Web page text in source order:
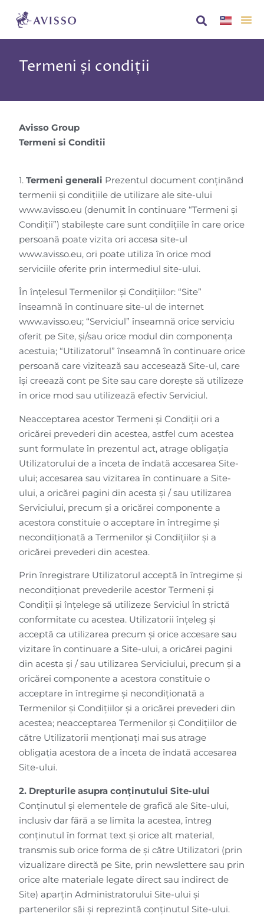
Termeni și condiții
Avisso Group
Termeni si Conditii
1. Termeni generali Prezentul document conținând
termenii și condițiile de utilizare ale site-ului
www.avisso.eu (denumit în continuare “Termeni și
Condiții”) stabilește care sunt condițiile în care orice
persoană poate vizita ori accesa site-ul
www.avisso.eu, ori poate utiliza în orice mod
serviciile oferite prin intermediul site-ului.
În înțelesul Termenilor și Condiţiilor: “Site”
înseamnă în continuare site-ul de internet
www.avisso.eu; “Serviciul” înseamnă orice serviciu
oferit pe Site, și/sau orice modul din componența
acestuia; “Utilizatorul” înseamnă în continuare orice
persoană care vizitează sau accesează Site-ul, care
își creează cont pe Site sau care dorește să utilizeze
în orice mod sau utilizează efectiv Serviciul.
Neacceptarea acestor Termeni și Condiții ori a
oricărei prevederi din acestea, astfel cum acestea
sunt formulate în prezentul act, atrage obligația
Utilizatorului de a înceta de îndată accesarea Site-
ului; accesarea sau vizitarea în continuare a Site-
ului, a oricărei pagini din acesta și / sau utilizarea
Serviciului, precum și a oricărei componente a
acestora constituie o acceptare în întregime și
necondiționată a Termenilor și Condițiilor și a
oricărei prevederi din acestea.
Prin înregistrare Utilizatorul acceptă în întregime și
necondiționat prevederile acestor Termeni și
Condiții și înțelege să utilizeze Serviciul în strictă
conformitate cu acestea. Utilizatorii înțeleg și
acceptă ca utilizarea precum și orice accesare sau
vizitare în continuare a Site-ului, a oricărei pagini
din acesta și / sau utilizarea Serviciului, precum și a
oricărei componente a acestora constituie o
acceptare în întregime și necondiționată a
Termenilor și Condițiilor și a oricărei prevederi din
acestea; neacceptarea Termenilor și Condițiilor de
către Utilizatorii menționați mai sus atrage
obligația acestora de a înceta de îndată accesarea
Site-ului.
2. Drepturile asupra conținutului Site-ului
Conținutul și elementele de grafică ale Site-ului,
inclusiv dar fără a se limita la acestea, întreg
conținutul în format text și orice alt material,
transmis sub orice forma de și către Utilizatori (prin
vizualizare directă pe Site, prin newslettere sau prin
orice alte materiale legate direct sau indirect de
Site) aparțin Administratorului Site-ului și
partenerilor săi și reprezintă conținutul Site-ului.